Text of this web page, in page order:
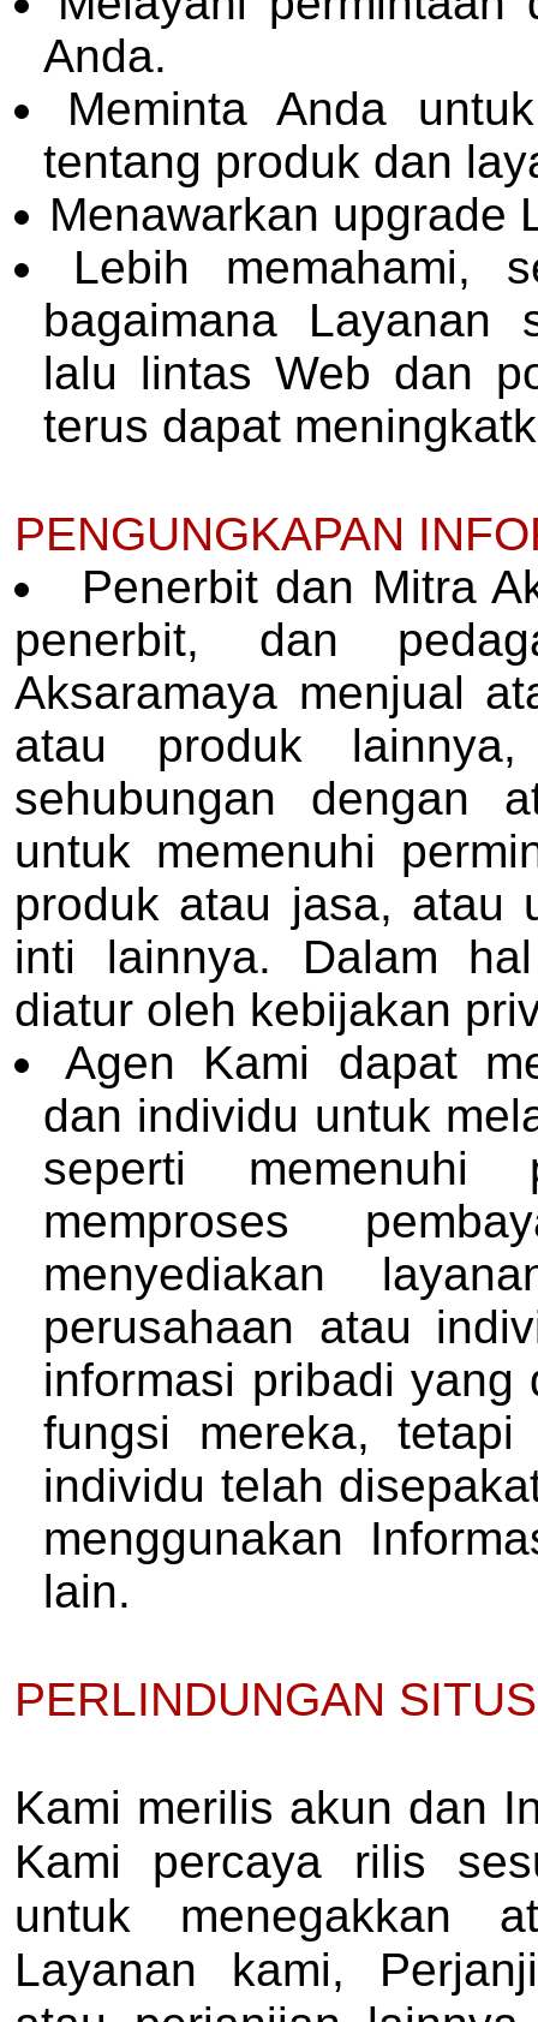
Anda.
Meminta Anda
tentang produk dan
Menawarkan upgrade
Lebih memahami,
bagaimana Layanan
lalu lintas Web dan
terus dapat
PENGUNGKAPAN
Penerbit dan Mitra
penerbit, dan
Aksaramaya menjual
atau produk
sehubungan dengan
untuk memenuhi
produk atau jasa, atau
inti lainnya. Dalam
diatur oleh kebijakan
Agen Kami dapat
dan individu untuk
seperti memenuhi
memproses
menyediakan
perusahaan atau
informasi pribadi yang
fungsi mereka, tetapi
individu telah
menggunakan
lain.
PERLINDUNGAN
Kami merilis akun dan
Kami percaya rilis
untuk menegakkan
Layanan kami,